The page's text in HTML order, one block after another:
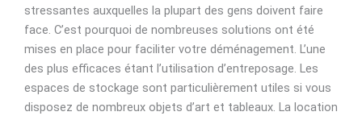
stressantes auxquelles la plupart des gens doivent faire
face. C’est pourquoi de nombreuses solutions ont été
mises en place pour faciliter votre déménagement. L’une
des plus efficaces étant l’utilisation d’entreposage. Les
espaces de stockage sont particulièrement utiles si vous
disposez de nombreux objets d’art et tableaux. La location